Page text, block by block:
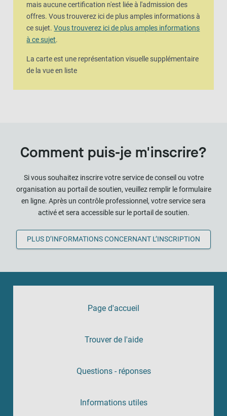
mais aucune certification n'est liée à l'admission des
offres. Vous trouverez ici de plus amples informations à
ce sujet.Vous trouverez ici de plus amples informations
à ce sujet.
La carte est une représentation visuelle supplémentaire
de la vue en liste
Comment puis-je m'inscrire?
Si vous souhaitez inscrire votre service de conseil ou votre
organisation au portail de soutien, veuillez remplir le formulaire
en ligne. Après un contrôle professionnel, votre service sera
activé et sera accessible sur le portail de soutien.
PLUS D’INFORMATIONS CONCERNANT L’INSCRIPTION
Page d'accueil
Trouver de l'aide
Questions - réponses
Informations utiles